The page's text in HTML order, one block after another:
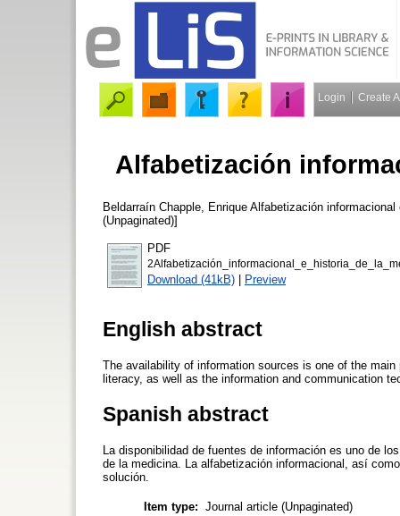
Login Create
Alfabetización
Beldarraín Chapple, Enrique Alfabetización
(Unpaginated)]
PDF
Download (41kB) | Preview
English abstract
The availability of information sources is one of the
literacy, as well as the information and communication
Spanish abstract
La disponibilidad de fuentes de información es uno de
de la medicina. La alfabetización informacional, así
solución.
Item type: Journal article (Unpaginated)